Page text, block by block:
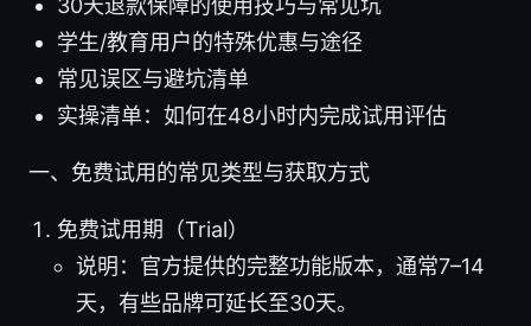
30天退款保障的使用技巧与常见坑
学生/教育用户的特殊优惠与途径
常见误区与避坑清单
实操清单：如何在48小时内完成试用评估
一、免费试用的常见类型与获取方式
免费试用期（Trial）
说明：官方提供的完整功能版本，通常7–14
天，有些品牌可延长至30天。